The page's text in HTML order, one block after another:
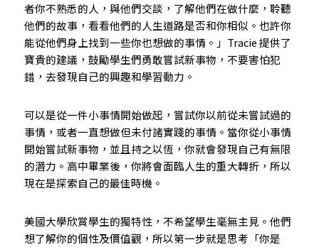
者你不熟悉的人，與他們交談，了解他們在做什麼，聆聽
他們的故事，看看他們的人生道路是否和你相似。也許你
能從他們身上找到一些你也想做的事情。」Tracie 提供了
寶貴的建議，鼓勵學生們勇敢嘗試新事物，不要害怕犯
錯，去發現自己的興趣和學習動力。
可以是從一件小事情開始做起，嘗試你以前從未嘗試過的
事情，或者一直想做但未付諸實踐的事情。當你從小事情
開始嘗試新事物，並且持之以恆，你就會發現自己有無限
的潛力。高中畢業後，你將會面臨人生的重大轉折，所以
現在是探索自己的最佳時機。
美國大學欣賞學生的獨特性，不希望學生毫無主見。他們
想了解你的個性及價值觀，所以第一步就是思考「你是